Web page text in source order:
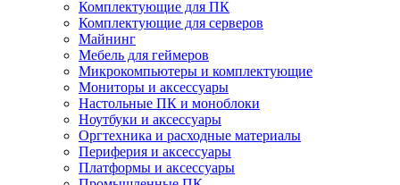
Комплектующие для ПК
Комплектующие для серверов
Майнинг
Мебель для геймеров
Микрокомпьютеры и комплектующие
Мониторы и аксессуары
Настольные ПК и моноблоки
Ноутбуки и аксессуары
Оргтехника и расходные материалы
Периферия и аксессуары
Платформы и аксессуары